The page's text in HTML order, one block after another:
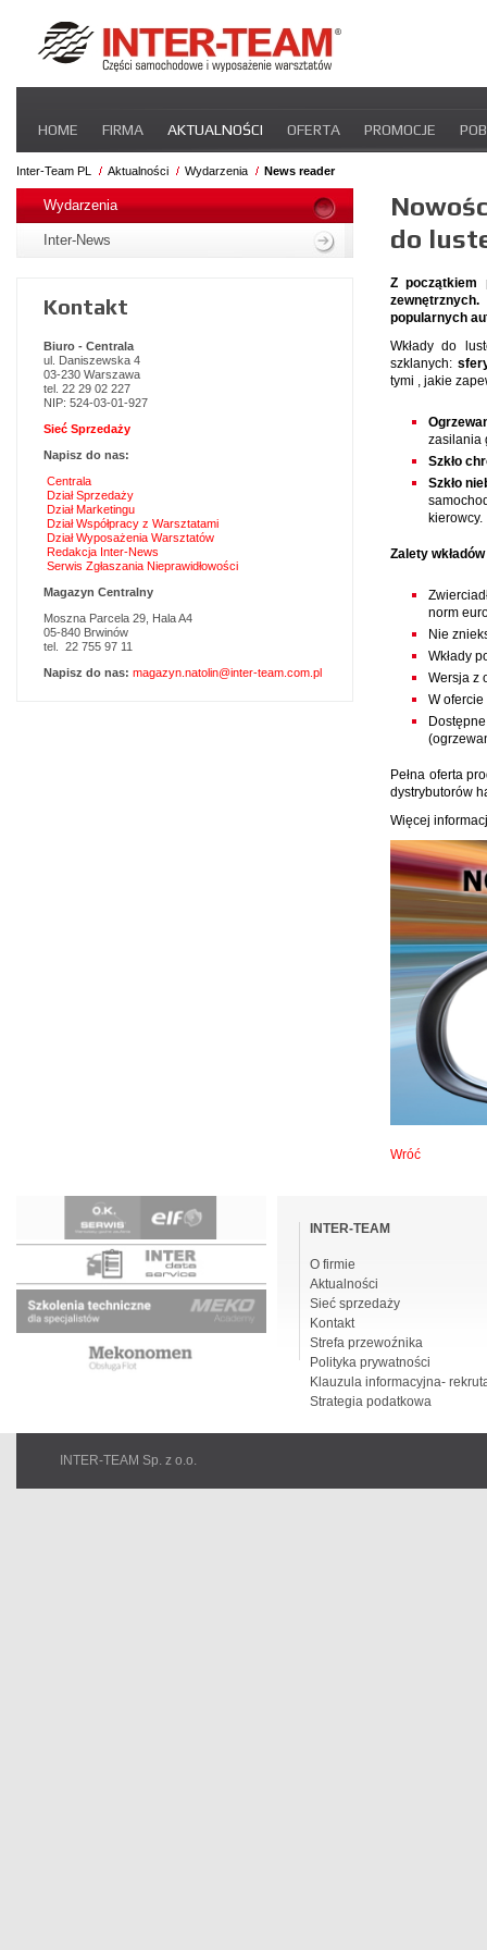
nawigacje
HOME FIRMA AKTUALNOŚCI OFERTA PROMOCJE
STREFA DLA PRZEWOŹNIKA CERTYFIKATY
Inter-Team PL Aktualności Wydarzenia News reader
do
Z początkiem
popularnych
Wkłady do
szklanych:
tymi , jakie
zasilania
Szkło
Szkło
kierowcy.
Zalety
norm
Nie
Wkłady
Wersja z
W
Pełna oferta
dystrybutorów
Więcej
Wróć
Pomiń
nawigacje
Wydarzenia
Inter-News
Kontakt
Biuro - Centrala
ul. Daniszewska 4
03-230 Warszawa
tel. 22 29 02 227
NIP: 524-03-01-927
Sieć Sprzedaży
Napisz do nas:
Centrala
Dział Sprzedaży
Dział Marketingu
Dział Współpracy z Warsztatami
Dział Wyposażenia Warsztatów
Redakcja Inter-News
Serwis Zgłaszania Nieprawidłowości
Magazyn Centralny
Moszna Parcela 29, Hala A4
05-840 Brwinów
tel. 22 755 97 11
Napisz do nas: magazyn.natolin@inter-team.com.pl
nawigacjeINTER-TEAM
O firmie
Aktualności
Sieć sprzedaży
Kontakt
Strefa przewoźnika
Polityka prywatności
Klauzula informacyjna-
Strategia podatkowa
INTER-TEAM Sp. z o.o.